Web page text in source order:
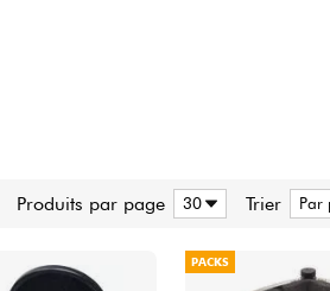
Produits par page Trier
PACKS